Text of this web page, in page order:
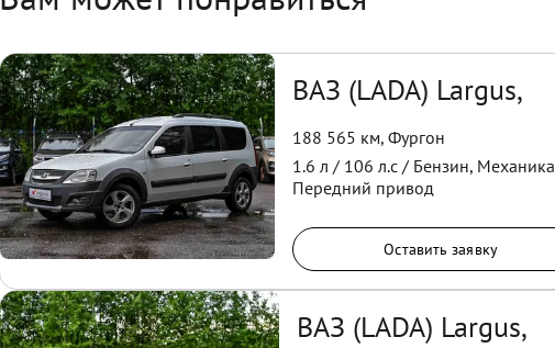
ВАЗ (LADA) Largus,
188 565 км, Фургон
1.6 л / 106 л.с / Бензин, Механика
Передний привод
Оставить заявку
ВАЗ (LADA) Largus,